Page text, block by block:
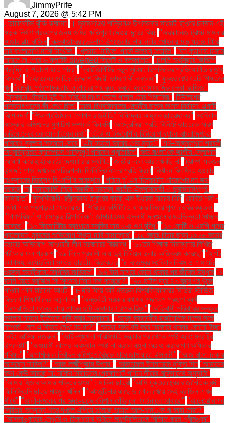
JimmyPrife
August 7, 2026 @ 5:42 PM
. ডায়াবেটিস ঝুঁকি কমানো:
। সুনামগঞ্জের শান্তিগঞ্জ উপজেলার সাংহাই হাওরে চলমান এই
সড়ক নির্মাণ প্রকল্পের জন্য জমির ক্ষতিপূরণ দেওয়া দূরের বিষয় ''অরফানেজ ট্রাস্ট মামলায়
সাজার রায় বাতিল ''কক্সবাজারের টেকনাফ উপজেলার নাফ নদীর মোহনায় মাছ ধরতে গিয়ে
চার বাংলাদেশি মাঝি নিখোঁজ'' ''খুলনায় ‘নাটুকে’ পার্কে জলবায়ু তহবিল'' ''ঘন কুয়াশায় ঢাকায়
নামতে না পেরে ৬ ফ্লাইট diverted সিলেট ও কলকাতায়'' ''চলতি অর্থবছরে জিডিপি
প্রবৃদ্ধি ৪ শতাংশ হতে পারে'' ''চ্যাটজিপিটির নতুন সুবিধা: ডিপসিকের প্রতিযোগিতার মুখে
বিপ্লব'' ''বাইডেনের জাতির উদ্দেশে বিদায়ী ভাষণে কী বললেন'' ''যুক্তরাষ্ট্রে তৈরি পিস্তলে
খুন ''রাষ্ট্রীয় পৃষ্ঠপোষকতায় লুটপাটের পথ বন্ধ করতে হবে: সাংবাদিক নেতা আজিজ"
''সুন্দরবনে নৌকায় দুই মণ হরিণের মাংস ফেলে পালাল চোর শিকারিরা'' 'টিউলিপের
পদত্যাগপত্রে কী লেখা ছিল'' 'ঢাকা বিশ্ববিদ্যালয় কেন্দ্রীয় ছাত্র সংসদ নির্বাচন: একটি
বিশ্লেষণ'' 'শিক্ষাপ্রতিষ্ঠানে ‘গোপন রাজনীতি’ নিষিদ্ধের আহ্বান ছাত্রদলের'' 'সংবিধান
সংস্কার কমিশনের সুপারিশ সম্পর্কে বিএনপি ‘অস্ট্রেলিয়া প্রতি মিনিটে ভারতকে স্মরণ
করিয়ে দেবে ধবলধোলাইয়ের কথা’ ‘ইইউ ও ইউরোপীয় বিনিয়োগ ব্যাংক বাংলাদেশকে
পরিবেশ সুরক্ষায় সহায়তা দেবে’ ‘এটা হয়তো আমার শেষ ম্যাচ’" ‘গণ–অভ্যুত্থান পরবর্তী
বিশ্ববিদ্যালয় ক্যাম্পাসে শান্তিপূর্ণ পরিবেশ প্রতিষ্ঠিত’ ‘জয় বাংলা’কে জাতীয় স্লোগান
ঘোষণা করে হাইকোর্টের দেওয়া রায় স্থগিত ‘জাতীয় দলে আর খেলছি না’ ‘ট্রাম্প একজন
উন্মাদ’: গাজা দখলের পরিকল্পনায় ফিলিস্তিনিদের প্রতিক্রিয়া ‘নির্বাচন বিলম্বিত হওয়ার
সংস্কারের বিরুদ্ধে বিএনপি’র অবস্থান’ ‘পাঠান টু’ এর চিত্রনাট্য শাহরুখের মন জয়
করেছে ‘মা ‘মুনাফেকি’ নিয়ে রিজভীর মন্তব্য জাতীয় ঐক্যবিরোধী ও দুরভিসন্ধিপূর্ণ:
জামায়াত" ‘যুদ্ধবিরোধী’ রবীন্দ্রনাথ ঠাকুরের কাছে এক ইংরেজ মায়ের চিঠি ‘রোহিত শর্মা -
মোটা এবং গড়পড়তা খেলোয়াড়’ ‘শিবিরের কমিটি’তে থাকার বিষয়ে পূজা চেরির বক্তব্য
"‘গণপরিষদ’ ও ‘সেকেন্ড রিপাবলিক’: জামায়াতসহ ইসলামী দলগুলোর মতভিন্নতা সামনে
আসছে" "১০ কিলোমিটার ব্যবধানে সবজির দাম ৩-৪ গুণ বৃদ্ধি" "১০ কোটি ও এমপি পদের
প্রলোভন: নুরুলের অভিযোগ মিথ্যা দাবি সামান্তার" "১৫ বছরে বিচার ছাড়া ১৯২৬ জনের
হত্যার অভিযোগ আওয়ামী লীগ সরকারের বিরুদ্ধে" "১৮তম শিক্ষক নিবন্ধনের লিখিত
পরীক্ষার ফল প্রকাশ "১৯ দিনে প্রবাসী আয় দুই বিলিয়ন ডলার অতিক্রম করেছে" "২৭টি
ব্যাগসহ অস্ট্রেলিয়া সফরে ভারতীয় ক্রিকেটার "৪ নভেম্বর সংবিধান দিবস ও ৭ মার্চের
গুরুত্ব অস্বীকার: সিপিবির অভিমত" "৬৭ দিন সাগরে ভেসে থাকার পর জীবিত উদ্ধার "৭
বদলি নিয়ে ব্রাজিল কি ফিফার নিয়ম ভঙ্গ করেছে?" "৭০ মাইল দূরে ৪০ বছর পর খুঁজে
পাওয়া গেল হারানো আংটি" "৮ দবি নিয়ে কবি নজরুল বিশ্ববিদ্যালয়ের মিডিয়া স্টাডিজ
বিভাগে শিক্ষার্থীদের আন্দোলন" "অন্তর্বর্তী সরকার যথাযথ পদক্ষেপ গ্রহণে ব্যর্থ
"অপরাজিতা ফুলের চায়ে পাবেন ৬টি অসাধারণ উপকারিতা" "অভিবাসী পরিবারের সন্তান
কমলার সামনে ইতিহাস সৃষ্টি করার সম্ভাবনা" "অমুক ব্যবসায়ীর রাজনৈতিক দলের সঙ্গে
সম্পর্ক: কেন এ বিষয়ে লেখা হয় না?" "অযথা সময় নষ্ট করে সরকারে থাকার কোনো ইচ্ছা
নেই: আসিফ নজরুল" "আইনশৃঙ্খলা পরিস্থিতি সন্ধ্যার পর থেকে স্পষ্ট হবে: স্বরাষ্ট্র
উপদেষ্টা" "আওয়ামী লীগের অবস্থান স্পষ্ট না করলে যমুনা ঘেরাও করবে গণ অধিকার
পরিষদ" "আগামীকাল নির্বাচন কমিশনে বৈঠকে যাবে জামায়াতে ইসলামী" "আজ রাতে ঢাকায়
আসছেন সাকিব?" "আজ লক্ষ্মীপূজার উৎসব" "আজহারুল ইসলামকে মুক্তি দিন "আমাদের
কথা কেউ ভাবছে না: মার্কিন নির্বাচনের প্রেক্ষাপটে পশ্চিম তীরের বাসিন্দাদের অনুভূতি"
"আমার হিজাব আমার শক্তির উৎস" : মার্কিন ছাত্রী "আমি যুক্তরাষ্ট্রের রাজনৈতিক বন্দী:
ফিলিস্তিনি ছাত্র মাহমুদ খলিল" "আর্জেন্টিনার কাছে ৬ গোল খেয়ে সেই ব্রাজিল এখন
শীর্ষে" "আলী-চমকের পর হৃদয়-ঝড়ে বরিশাল পৌঁছালো ফাইনালে আবারো" "আলেপ্পোর পর
সিরিয়ার অন্যান্য শহর দখলে এগিয়ে চলেছে হায়াত আল-শাম: কে বা কারা তারা?"
"আসলাঙ্কারের সেঞ্চুরি ও তিকশানার ঘূর্ণিতে অস্ট্রেলিয়াকে বিস্মিত করল শ্রীলঙ্কা"